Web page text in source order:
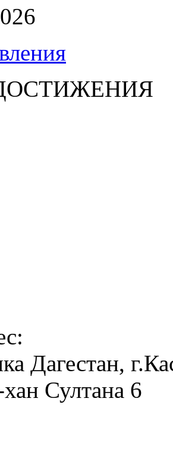
Дагестан,
Султана 6